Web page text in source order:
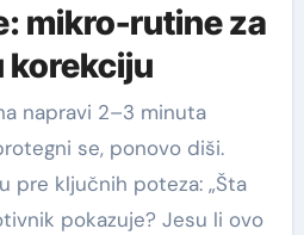
mikro-rutine za
korekciju
napravi 2–3 minuta
se, ponovo diši.
pre ključnih poteza: „Šta
pokazuje? Jesu li ovo